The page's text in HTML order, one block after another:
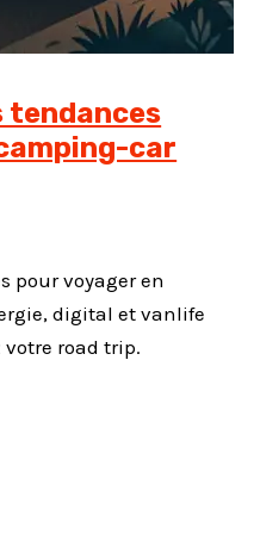
tendances
car
pour voyager en
digital et vanlife
votre road trip.